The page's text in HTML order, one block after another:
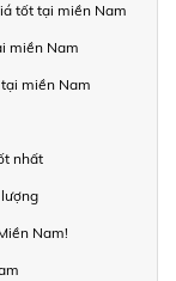
tốt tại miền Nam
miền Nam
miền Nam
nhất
Nam!